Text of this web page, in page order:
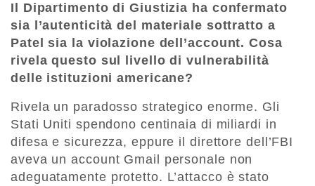
Il Dipartimento di Giustizia ha confermato
sia l’autenticità del materiale sottratto a
Patel sia la violazione dell’account. Cosa
rivela questo sul livello di vulnerabilità
delle istituzioni americane?
Rivela un paradosso strategico enorme. Gli
Stati Uniti spendono centinaia di miliardi in
difesa e sicurezza, eppure il direttore dell’FBI
aveva un account Gmail personale non
adeguatamente protetto. L’attacco è stato